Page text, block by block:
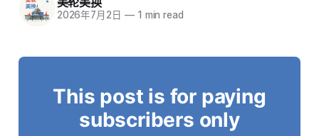
2026年7月2日 —1 min read
This post is for paying
subscribers only